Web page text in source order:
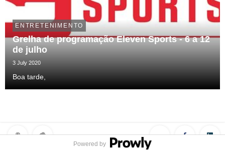
ENTRETENIMENTO
Grelha de programação Eleven Sports - 6 a 12
de julho
3 July 2020
Boa tarde,
Powered by